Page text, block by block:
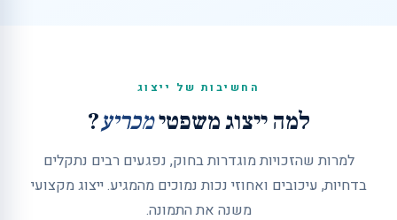
החשיבות של ייצוג
למה ייצוג משפטימכריע?
למרות שהזכויות מוגדרות בחוק, נפגעים רבים נתקלים
בדחיות, עיכובים ואחוזי נכות נמוכים מהמגיע. ייצוג מקצועי
משנה את התמונה.